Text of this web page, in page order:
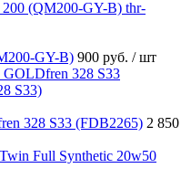
GY-B) 900 руб. / шт
328 S33 (FDB2265) 2 850